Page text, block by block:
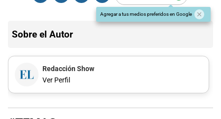
Agregar a tus medios preferidos en Google
Sobre el Autor
Redacción Show
Ver Perfil